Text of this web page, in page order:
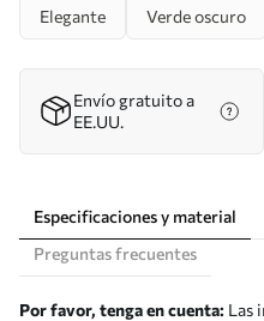
Elegante Verde oscuro
Envío gratuito a
EE.UU.
Especificaciones y material
Preguntas frecuentes
Por favor, tenga en cuenta: Las